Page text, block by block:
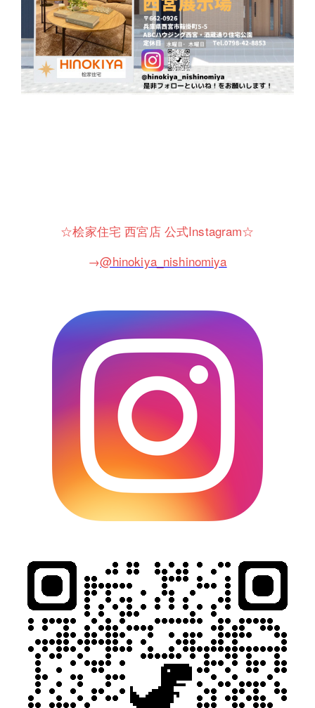
☆桧家住宅 西宮店 公式Instagram☆
→@hinokiya_nishinomiya